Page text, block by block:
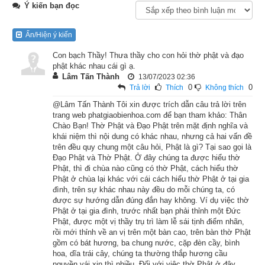
Lúc ấy, Phật ở gần thành Xá-vệ, trong vườn Kỳ thọ Cấp Cô
Độc. Trong thành có một người trưởng giả rất giàu có, duy chỉ
có một đứa con trai đặt tên là Nan-đà, cực kỳ lười nhác. Cậu
chỉ thích nằm dài ra ngủ, chẳng muốn đi đứng hay ngồi dậy
khỏi giường. Tuy vậy, cậu thông minh, sáng trí lắm, chỉ nằm
đó mà nghe đọc các thứ kinh sách là có thể hiểu thấu nghĩa
lý, không có điều chi không biết. Người cha thấy cậu bé thông
minh, luận giải kinh luận đều thông thạo, liền tự nghĩ rằng:
“Thằng bé này thông minh xuất chúng, ta nên đón thầy ngoại
đạo Phú-lan-na, và các thầy ngoại đạo khác đến dạy dỗ cho
nó.” Nghĩ như vậy rồi, liền bày biện các món ngon vật lạ cúng
dường trọng thể, mời thỉnh các thầy ngoại đạo đến. Khi các
thầy ăn uống đã xong, ông mới thưa rằng: “Tôi chỉ có một đứa
con trai duy nhất, tánh tình lười nhác hết mức, chỉ muốn nằm
ngủ hoài, chẳng muốn ngồi dậy. Nay nhờ các thầy dạy dỗ
cho, giúp nó được thông thạo kinh luận, thay đổi tính nết mà
nối được nghiệp nhà.” Bấy giờ sáu thầy ngoại đạo cùng nhau
Ý kiến bạn đọc
Ẩn/Hiện ý kiến
Con bạch Thầy! Thưa thầy cho con hỏi thờ phật và đạo
phật khác nhau cái gì ạ.
Lâm Tấn Thành
Trả lời Thích 0 Không thích 0
13/07/2023 02:36
@Lâm Tấn Thành Tôi xin được trích dẫn câu trả lời trên
trang web phatgiaobienhoa.com để bạn tham khảo: Thân
Chào Bạn! Thờ Phật và Đạo Phật trên mặt định nghĩa và
khái niệm thì nội dung có khác nhau, nhưng cả hai vấn đề
trên đều quy chung một câu hỏi, Phật là gì? Tại sao gọi là
Đạo Phật và Thờ Phật. Ở đây chúng ta được hiểu thờ
Phật, thì đi chùa nào cũng có thờ Phật, cách hiểu thờ
Phật ở chùa lại khác với cái cách hiểu thờ Phật ở tại gia
đình, trên sự khác nhau này đều do mỗi chúng ta, có
được sự hướng dẫn đúng đắn hay không. Ví dụ việc thờ
Phật ở tại gia đình, trước nhất bạn phải thỉnh một Đức
Phật, được một vị thầy trụ trì làm lễ sái tịnh điểm nhãn,
rồi mới thỉnh về an vị trên một bàn cao, trên bàn thờ Phật
gồm có bát hương, ba chung nước, cặp đèn cầy, bình
hoa, dĩa trái cây, chúng ta thường thắp hương cầu